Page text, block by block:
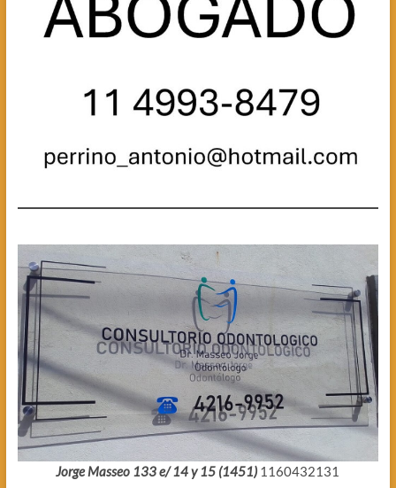
Jorge Masseo 133 e/ 14 y 15 (1451) 1160432131